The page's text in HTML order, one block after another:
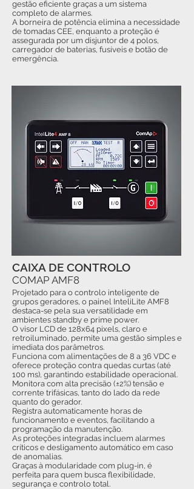
gestão eficiente graças a um sistema
completo de alarmes.
A borneira de potência elimina a necessidade
de tomadas CEE, enquanto a proteção é
assegurada por um disjuntor de 4 polos,
carregador de baterias, fusíveis e botão de
emergência.
Projetado para o controlo inteligente de
grupos geradores, o painel InteliLite AMF8
destaca-se pela sua versatilidade em
ambientes standby e prime power.
O visor LCD de 128x64 pixels, claro e
retroiluminado, permite uma gestão simples e
imediata dos parâmetros.
Funciona com alimentações de 8 a 36 VDC e
oferece proteção contra quedas curtas (até
100 ms), garantindo estabilidade operacional.
Monitora com alta precisão (±2%) tensão e
corrente trifásicas, tanto do lado da rede
quanto do gerador.
Registra automaticamente horas de
funcionamento e eventos, facilitando a
programação da manutenção.
As proteções integradas incluem alarmes
críticos e desligamento automático em caso
de anomalias.
Graças à modularidade com plug-in, é
perfeita para quem busca flexibilidade,
segurança e controlo total.
CAIXA DE CONTROLO
COMAP AMF8